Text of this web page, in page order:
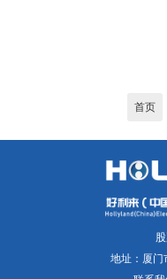
首页
地址：厦门